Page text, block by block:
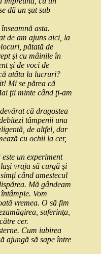
dă un şut sub
asta.
de am ajuns aici, la
pătată de
şi cu mâinile în
şi de voci de
atâta la lucruri?
Mi se părea că
ţii minte când ţi‑am
că dragostea
tâmpenii una
de altfel, dar
cu ochii la cer,
un experiment
vraja să curgă şi
când amestecul
Mă gândeam
Vom
vremea. O să fim
suferinţa,
cer.
Cum iubirea
ajungă să sape între